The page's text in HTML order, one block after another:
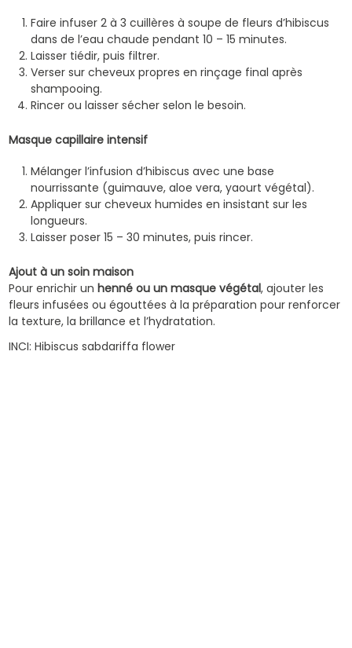
Faire infuser 2 à 3 cuillères à soupe de fleurs d’hibiscus
dans de l’eau chaude pendant 10 – 15 minutes.
Laisser tiédir, puis filtrer.
Verser sur cheveux propres en rinçage final après
shampooing.
Rincer ou laisser sécher selon le besoin.
Masque capillaire intensif
Mélanger l’infusion d’hibiscus avec une base
nourrissante (guimauve, aloe vera, yaourt végétal).
Appliquer sur cheveux humides en insistant sur les
longueurs.
Laisser poser 15 – 30 minutes, puis rincer.
Ajout à un soin maison
Pour enrichir un henné ou un masque végétal, ajouter les
fleurs infusées ou égouttées à la préparation pour renforcer
la texture, la brillance et l’hydratation.
INCI: Hibiscus sabdariffa flower